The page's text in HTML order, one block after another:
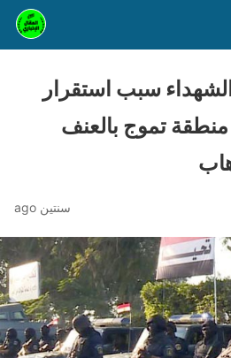
سبب استقرار
تموج بالعنف
سنتين ago